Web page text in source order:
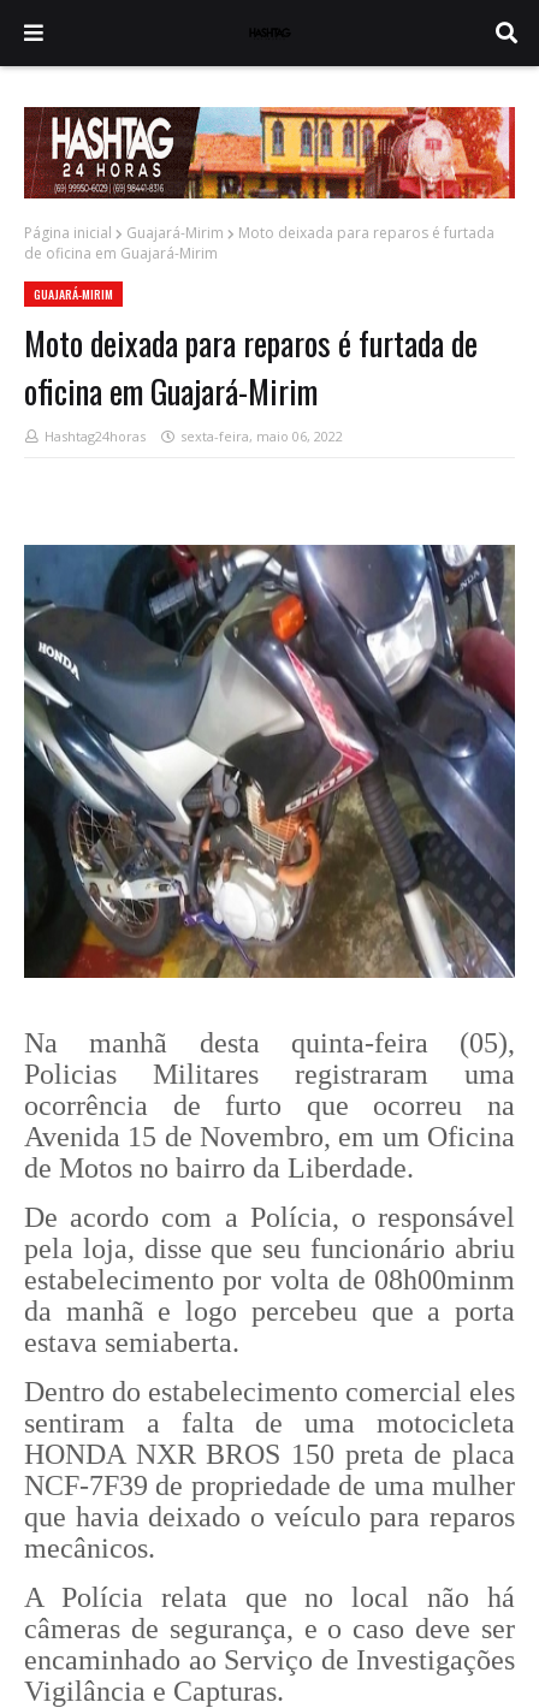
Página inicial Guajará-Mirim
Moto deixada para reparos é furtada
de oficina em Guajará-Mirim
GUAJARÁ-MIRIM
Moto deixada para reparos é furtada de
oficina em Guajará-Mirim
Hashtag24horas sexta-feira, maio 06, 2022
Na manhã desta quinta-feira (05),
Policias Militares registraram uma
ocorrência de furto que ocorreu na
Avenida 15 de Novembro, em um Oficina
de Motos no bairro da Liberdade.
De acordo com a Polícia, o responsável
pela loja, disse que seu funcionário abriu
estabelecimento por volta de 08h00minm
da manhã e logo percebeu que a porta
estava semiaberta.
Dentro do estabelecimento comercial eles
sentiram a falta de uma motocicleta
HONDA NXR BROS 150 preta de placa
NCF-7F39 de propriedade de uma mulher
que havia deixado o veículo para reparos
mecânicos.
A Polícia relata que no local não há
câmeras de segurança, e o caso deve ser
encaminhado ao Serviço de Investigações
Vigilância e Capturas.